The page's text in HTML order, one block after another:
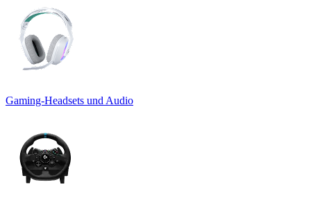
Gaming-Headsets und Audio